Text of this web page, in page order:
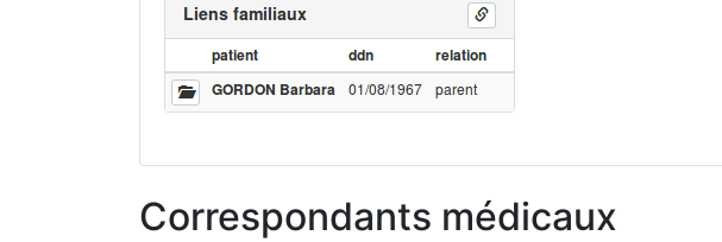
Correspondants médicaux